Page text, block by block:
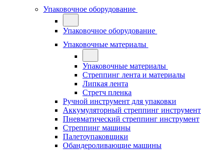
Упаковочное оборудование
Упаковочное оборудование
Упаковочные материалы
Упаковочные материалы
Стреппинг лента и материалы
Липкая лента
Стретч пленка
Ручной инструмент для упаковки
Аккумуляторный стреппинг инструмент
Пневматический стреппинг инструмент
Стреппинг машины
Палетоупаковщики
Обандероливающие машины